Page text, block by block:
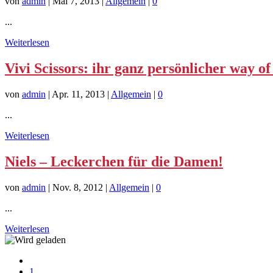
...
Weiterlesen
Vivi Scissors: ihr ganz persönlicher way
von admin | Apr. 11, 2013 | Allgemein | 0
...
Weiterlesen
Niels – Leckerchen für die Damen!
von admin | Nov. 8, 2012 | Allgemein | 0
...
Weiterlesen